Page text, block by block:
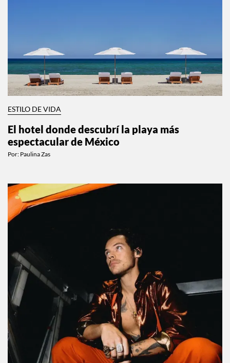
ESTILO DE VIDA
El hotel donde descubrí la playa más
espectacular de México
Por: Paulina Zas